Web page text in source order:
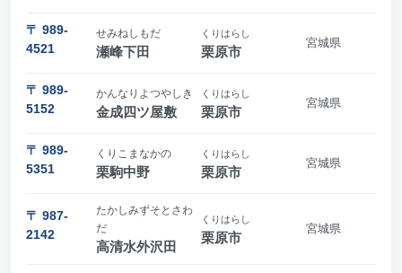
〒 989-
4521
せみねしもだ
瀬峰下田
くりはらし
栗原市
宮城県
〒 989-
5152
かんなりよつやしき
金成四ツ屋敷
くりはらし
栗原市
宮城県
〒 989-
5351
くりこまなかの
栗駒中野
くりはらし
栗原市
宮城県
〒 987-
2142
たかしみずそとさわ
だ
高清水外沢田
くりはらし
栗原市
宮城県